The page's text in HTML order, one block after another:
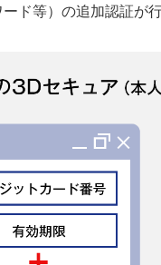
ド等）の追加認証が行